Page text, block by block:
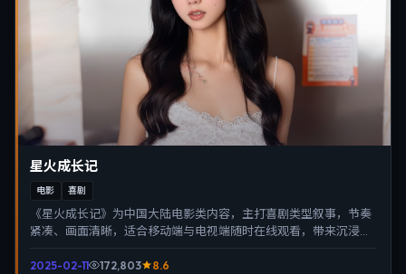
星火成长记
电影 喜剧
《星火成长记》为中国大陆电影类内容，主打喜剧类型叙事，节奏
紧凑、画面清晰，适合移动端与电视端随时在线观看，带来沉浸式
2025-02-11 172,803 8.6